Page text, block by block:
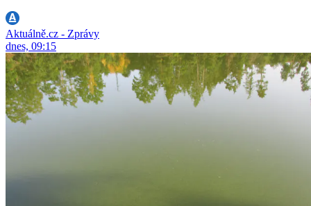
Aktuálně.cz - Zprávy
dnes, 09:15